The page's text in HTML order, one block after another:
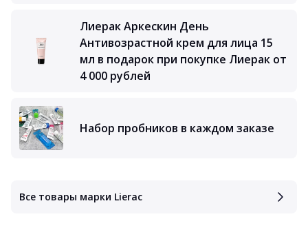
Лиерак Аркескин День
Антивозрастной крем для лица 15
мл в подарок при покупке Лиерак от
4 000 рублей
Набор пробников в каждом заказе
Все товары марки Lierac